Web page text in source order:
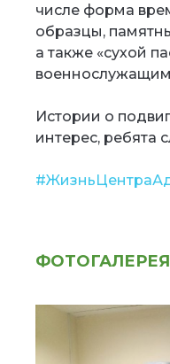
числе форма
образцы,
а также «сухой
Истории о
интерес, ребята
ФОТОГАЛЕРЕЯ